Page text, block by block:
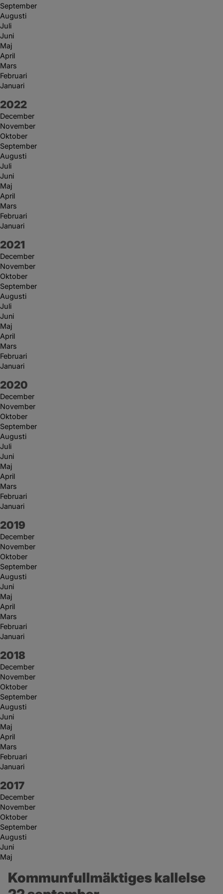
September
Augusti
Juli
Juni
Maj
April
Mars
Februari
Januari
År:
2022
December
November
Oktober
September
Augusti
Juli
Juni
Maj
April
Mars
Februari
Januari
År:
2021
December
November
Oktober
September
Augusti
Juli
Juni
Maj
April
Mars
Februari
Januari
År:
2020
December
November
Oktober
September
Augusti
Juli
Juni
Maj
April
Mars
Februari
Januari
År:
2019
December
November
Oktober
September
Augusti
Juni
Maj
April
Mars
Februari
Januari
År:
2018
December
November
Oktober
September
Augusti
Juni
Maj
April
Mars
Februari
Januari
År:
2017
December
November
Oktober
September
Augusti
Juni
Maj
Kommunfullmäktiges kallelse